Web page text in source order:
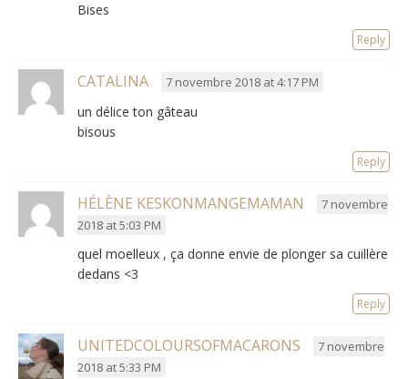
Bises
Reply
CATALINA 7 novembre 2018 at 4:17 PM
un délice ton gâteau
bisous
Reply
HÉLÈNE KESKONMANGEMAMAN
7 novembre
2018 at 5:03 PM
quel moelleux , ça donne envie de plonger sa cuillère
dedans <3
Reply
UNITEDCOLOURSOFMACARONS
7 novembre
2018 at 5:33 PM